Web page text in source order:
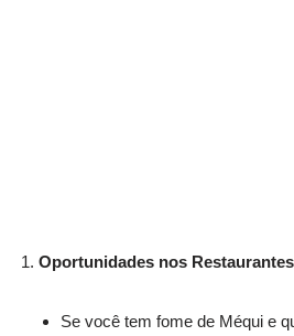
Oportunidades nos Restaurantes
Se você tem fome de Méqui e